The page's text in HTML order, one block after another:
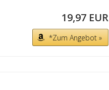
19,97 EUR
*Zum Angebot »